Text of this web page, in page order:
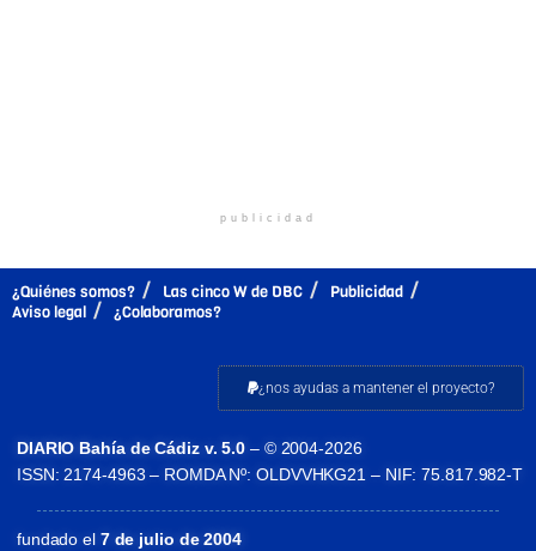
publicidad
¿Quiénes somos? Las cinco W de DBC
Publicidad
Aviso legal
¿Colaboramos?
¿nos ayudas a mantener el proyecto?
DIARIO Bahía de Cádiz v. 5.0 – © 2004-2026
ISSN: 2174-4963 – ROMDA Nº: OLDVVHKG21 – NIF: 75.817.982-T
fundado el7 de julio de 2004